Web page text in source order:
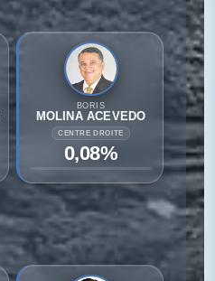
BORIS
MOLINA ACEVEDO
CENTRE DROITE
0,08%